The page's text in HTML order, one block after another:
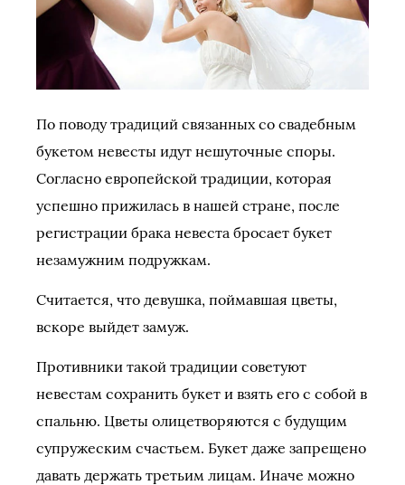
По поводу традиций связанных со свадебным
букетом невесты идут нешуточные споры.
Согласно европейской традиции, которая
успешно прижилась в нашей стране, после
регистрации брака невеста бросает букет
незамужним подружкам.
Считается, что девушка, поймавшая цветы,
вскоре выйдет замуж.
Противники такой традиции советуют
невестам сохранить букет и взять его с собой в
спальню. Цветы олицетворяются с будущим
супружеским счастьем. Букет даже запрещено
давать держать третьим лицам. Иначе можно